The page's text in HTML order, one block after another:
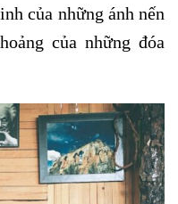
của những ánh nến
của những đóa